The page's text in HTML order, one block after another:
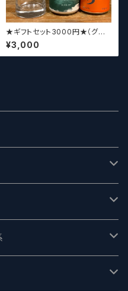
★ギフトセット3000円★（グラ
スセット）【クラフトビール】
¥3,000
ング
ーリー